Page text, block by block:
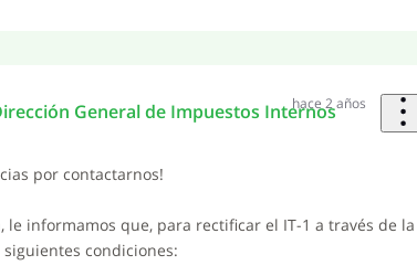
General de Impuestos Internos
hace 2 años
por contactarnos!
le informamos que, para rectificar el IT-1 a través de la
condiciones: